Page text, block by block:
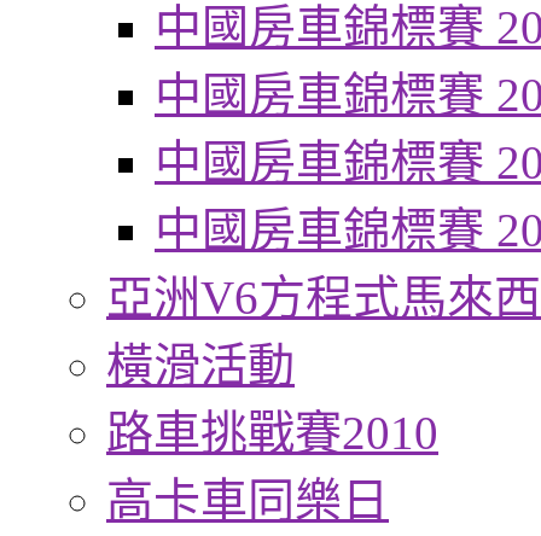
中國房車錦標賽
中國房車錦標賽
中國房車錦標賽
中國房車錦標賽
亞洲V6方程式馬來
橫滑活動
路車挑戰賽2010
高卡車同樂日